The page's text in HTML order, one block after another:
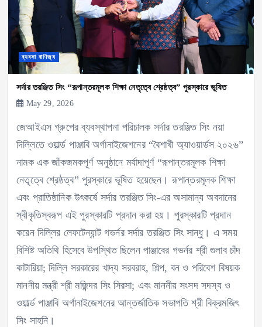
ব্যবসা বাণিজ্য
সর্দার তরঞ্জিত সিং “রূপান্তরমূলক শিক্ষা নেতৃত্বে শ্রেষ্ঠত্ব” পুরস্কারে ভূষিত
May 29, 2026
জেআইএস গ্রুপের ব্যবস্থাপনা পরিচালক সর্দার তরঞ্জিত সিং নয়া
দিল্লিতে ওয়ার্ল্ড পাঞ্জাবি অর্গানাইজেশনের “বৈশাখী অ্যাওয়ার্ডস ২০২৬”
নামক এক জাঁকজমকপূর্ণ অনুষ্ঠানে মর্যাদাপূর্ণ “রূপান্তরমূলক শিক্ষা
নেতৃত্বে শ্রেষ্ঠত্ব” পুরস্কারে ভূষিত হয়েছেন। রূপান্তরমূলক শিক্ষা
এবং প্রাতিষ্ঠানিক উৎকর্ষে সর্দার তরঞ্জিত সিং-এর অসামান্য অবদানের
স্বীকৃতিস্বরূপ এই পুরস্কারটি প্রদান করা হয়। পুরস্কারটি প্রদান
করেন দিল্লির লেফটেন্যান্ট গভর্নর সর্দার তরঞ্জিত সিং সান্ধু। এ সময়
বিশিষ্ট অতিথি হিসেবে উপস্থিত ছিলেন পাঞ্জাবের গভর্নর শ্রী গুলাব চাঁদ
কাটারিয়া; দিল্লি সরকারের খাদ্য সরবরাহ, শিল্প, বন ও পরিবেশ বিষয়ক
মাননীয় মন্ত্রী শ্রী মজিন্দর সিং সিরসা; এবং মাননীয় সংসদ সদস্য ও
ওয়ার্ল্ড পাঞ্জাবি অর্গানাইজেশনের আন্তর্জাতিক সভাপতি শ্রী বিক্রমজিৎ
সিং সাহনি।